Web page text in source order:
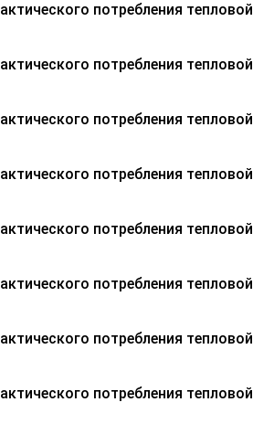
потребления тепловой
потребления тепловой
потребления тепловой
потребления тепловой
потребления тепловой
потребления тепловой
потребления тепловой
потребления тепловой